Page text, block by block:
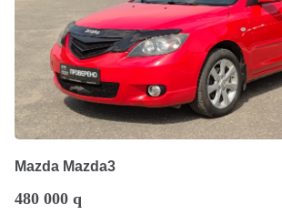
Mazda Mazda3
480 000 q